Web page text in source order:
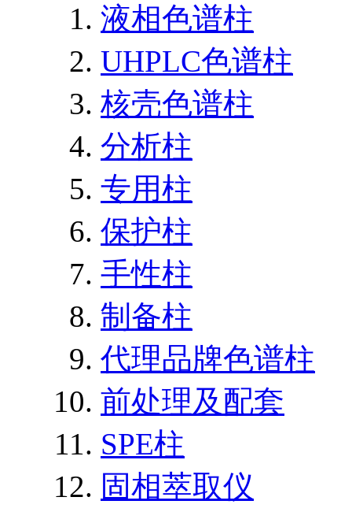
液相色谱柱
UHPLC色谱柱
核壳色谱柱
分析柱
专用柱
保护柱
手性柱
制备柱
代理品牌色谱柱
前处理及配套
SPE柱
固相萃取仪